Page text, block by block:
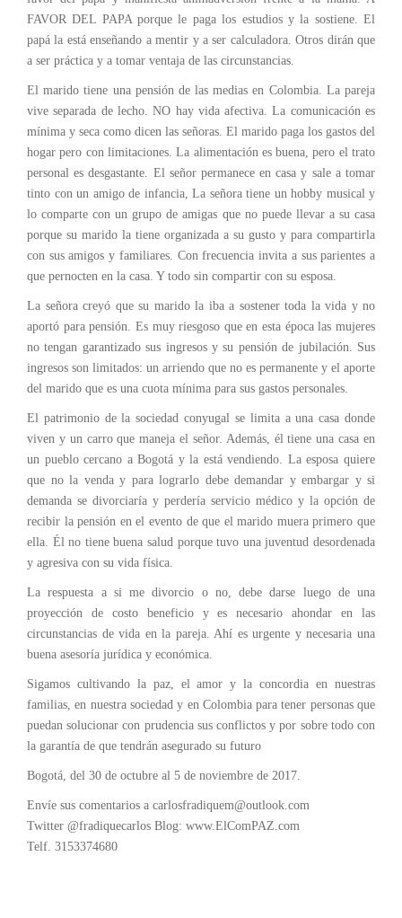
FAVOR DEL PAPA porque le paga los estudios y la sostiene. El
papá la está enseñando a mentir y a ser calculadora. Otros dirán que
a ser práctica y a tomar ventaja de las circunstancias.
El marido tiene una pensión de las medias en Colombia. La pareja
vive separada de lecho. NO hay vida afectiva. La comunicación es
mínima y seca como dicen las señoras. El marido paga los gastos del
hogar pero con limitaciones. La alimentación es buena, pero el trato
personal es desgastante. El señor permanece en casa y sale a tomar
tinto con un amigo de infancia, La señora tiene un hobby musical y
lo comparte con un grupo de amigas que no puede llevar a su casa
porque su marido la tiene organizada a su gusto y para compartirla
con sus amigos y familiares. Con frecuencia invita a sus parientes a
que pernocten en la casa. Y todo sin compartir con su esposa.
La señora creyó que su marido la iba a sostener toda la vida y no
aportó para pensión. Es muy riesgoso que en esta época las mujeres
no tengan garantizado sus ingresos y su pensión de jubilación. Sus
ingresos son limitados: un arriendo que no es permanente y el aporte
del marido que es una cuota mínima para sus gastos personales.
El patrimonio de la sociedad conyugal se limita a una casa donde
viven y un carro que maneja el señor. Además, él tiene una casa en
un pueblo cercano a Bogotá y la está vendiendo. La esposa quiere
que no la venda y para lograrlo debe demandar y embargar y si
demanda se divorciaría y perdería servicio médico y la opción de
recibir la pensión en el evento de que el marido muera primero que
ella. Él no tiene buena salud porque tuvo una juventud desordenada
y agresiva con su vida física.
La respuesta a si me divorcio o no, debe darse luego de una
proyección de costo beneficio y es necesario ahondar en las
circunstancias de vida en la pareja. Ahí es urgente y necesaria una
buena asesoría jurídica y económica.
Sigamos cultivando la paz, el amor y la concordia en nuestras
familias, en nuestra sociedad y en Colombia para tener personas que
puedan solucionar con prudencia sus conflictos y por sobre todo con
la garantía de que tendrán asegurado su futuro
Bogotá, del 30 de octubre al 5 de noviembre de 2017.
Envíe sus comentarios a carlosfradiquem@outlook.com
Twitter @fradiquecarlos Blog: www.ElComPAZ.com
Telf. 3153374680